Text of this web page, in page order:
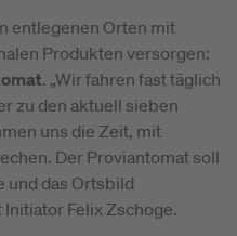
entlegenen Orten mit
Produkten versorgen:
. „Wir fahren fast täglich
zu den aktuell sieben
uns die Zeit, mit
Der Proviantomat soll
und das Ortsbild
Felix Zschoge.